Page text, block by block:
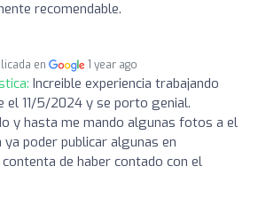
recomendable.
en 1 year ago
Increible experiencia trabajando
el 11/5/2024 y se porto genial.
y hasta me mando algunas fotos a el
poder publicar algunas en
de haber contado con el